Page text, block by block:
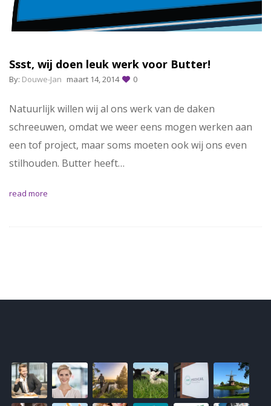
Ssst, wij doen leuk werk voor Butter!
By: Douwe-Jan maart 14, 2014 0
Natuurlijk willen wij al ons werk van de daken
schreeuwen, omdat we weer eens mogen werken aan
een tof project, maar soms moeten ook wij ons even
stilhouden. Butter heeft…
read more